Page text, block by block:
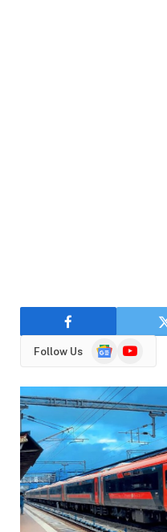
Follow Us
GoogleYouTube